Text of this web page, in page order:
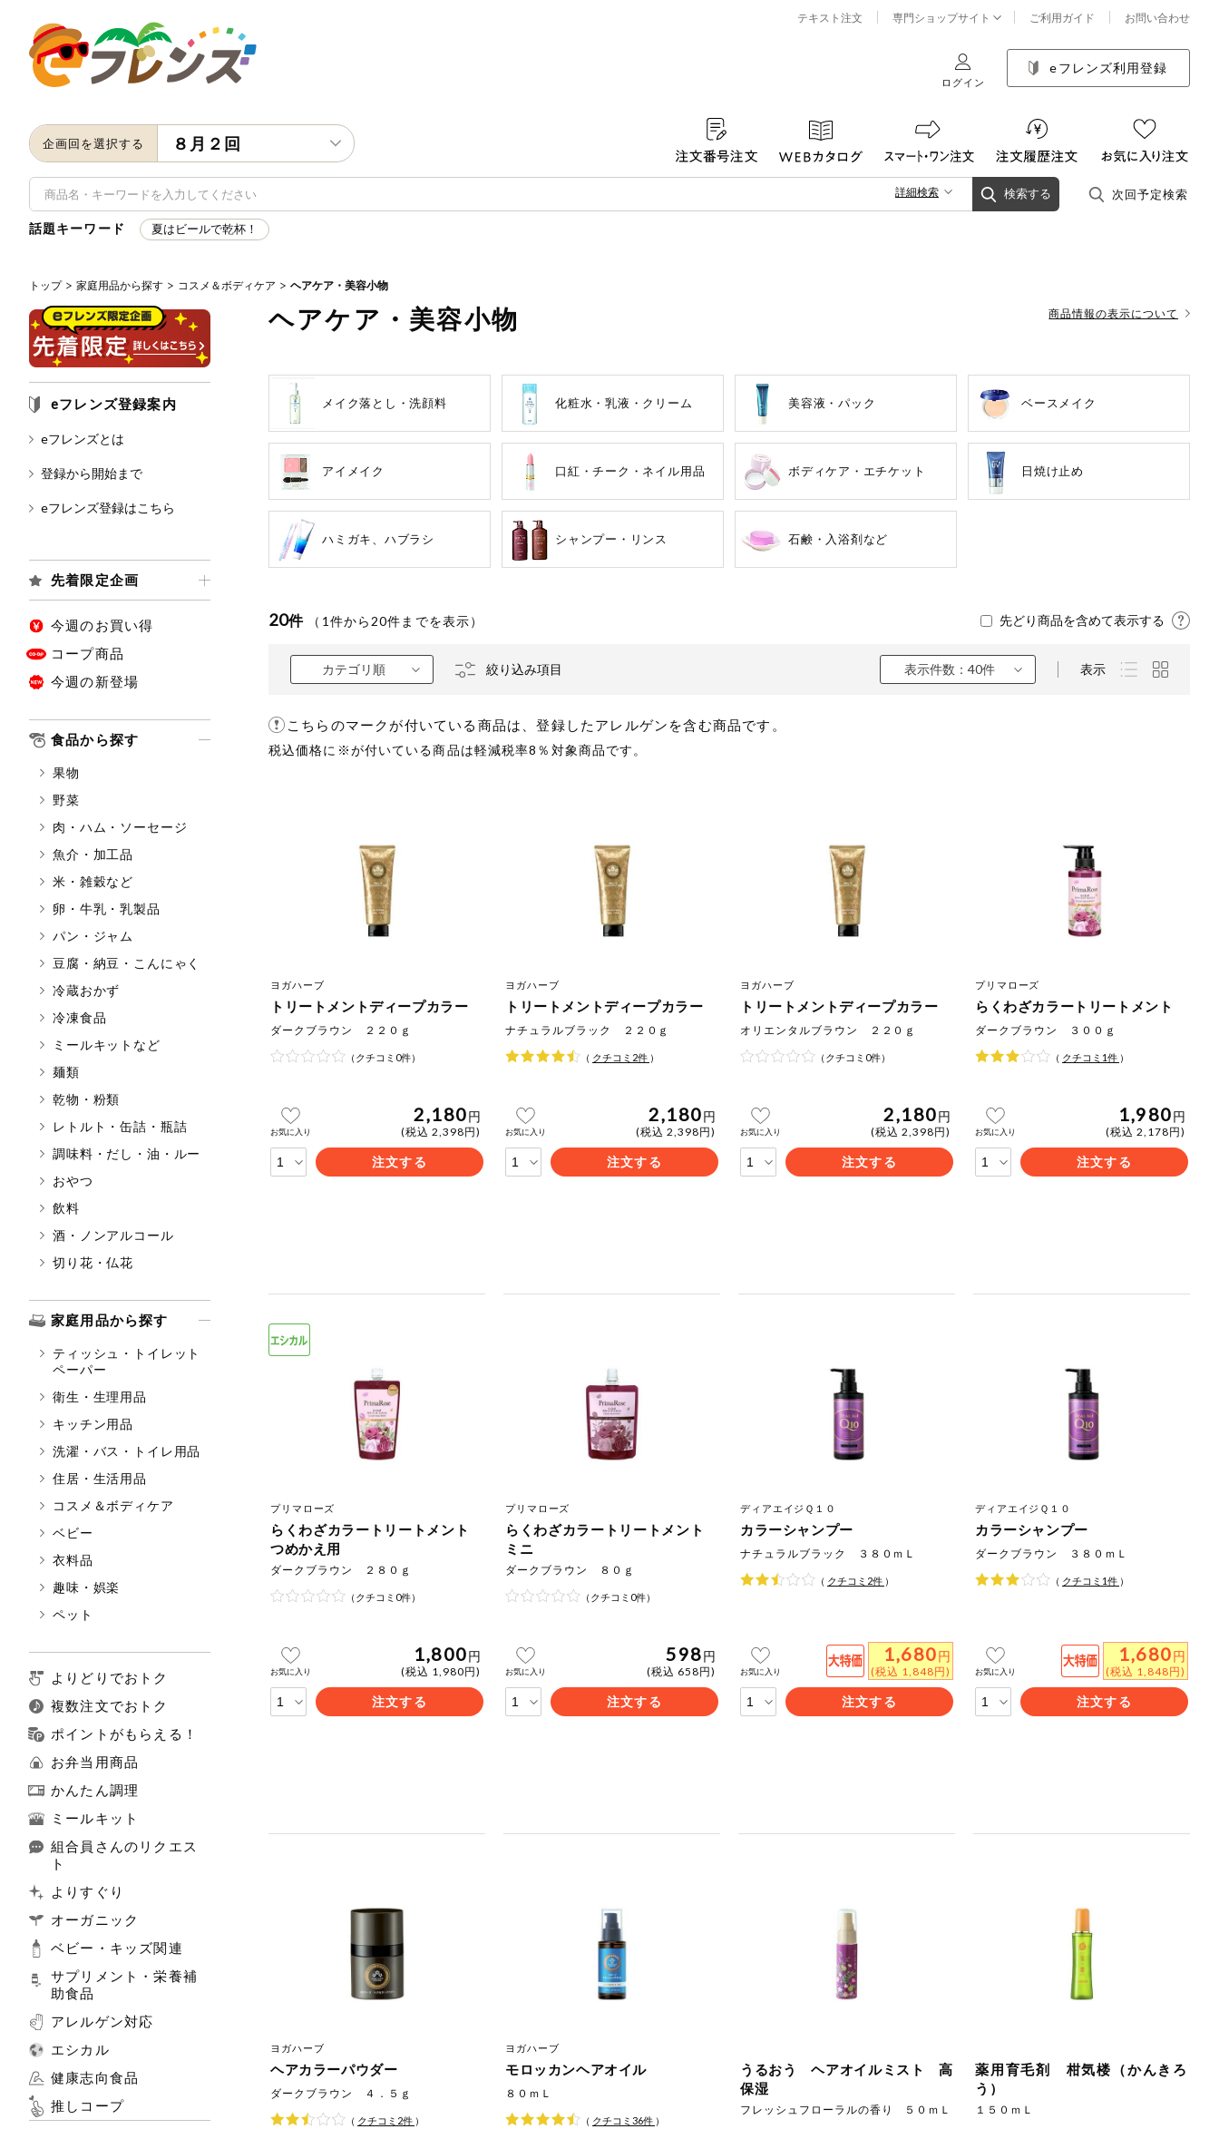
テキスト注文 専門ショップサイト ご利用ガイド お問い合わせ
ログイン
eフレンズ利用登録
企画回を選択する ８月２回
検索する
詳細検索
キーワード
キーワードをすべて含む
いずれかのキーワードを含む
アレルゲン情報
アーモンド あわび いか
オレンジ
カシューナッツ キウイフルーツ
アレルゲン情報は、商品企画時の情報のため、ご使用前には必ず商品パッケージの表示をご確認ください。
特定原材料に準ずるものは、お取引先から情報提供のあった範囲でのお知らせです。
この条件で検索する
次回予定検索
話題キーワード 夏はビールで乾杯！
トップ 家庭用品から探す コスメ＆ボディケア ヘアケア・美容小物
eフレンズ登録案内
eフレンズとは
登録から開始まで
eフレンズ登録はこちら
先着限定企画
今週のお買い得
コープ商品
今週の新登場
食品から探す
果物
野菜
肉・ハム・ソーセージ
魚介・加工品
米・雑穀など
卵・牛乳・乳製品
パン・ジャム
豆腐・納豆・こんにゃく
冷蔵おかず
冷凍食品
ミールキットなど
麺類
乾物・粉類
レトルト・缶詰・瓶詰
調味料・だし・油・ルー
おやつ
飲料
酒・ノンアルコール
切り花・仏花
家庭用品から探す
ティッシュ・トイレット
ペーパー
衛生・生理用品
キッチン用品
洗濯・バス・トイレ用品
住居・生活用品
コスメ＆ボディケア
ベビー
衣料品
趣味・娯楽
ペット
よりどりでおトク
複数注文でおトク
ポイントがもらえる！
お弁当用商品
かんたん調理
ミールキット
組合員さんのリクエス
ト
よりすぐり
オーガニック
ベビー・キッズ関連
サプリメント・栄養補
助食品
アレルゲン対応
エシカル
健康志向食品
推しコープ
ヘアケア・美容小物 商品情報の表示について
メイク落とし・洗顔料 化粧水・乳液・クリーム 美容液・パック ベースメイク
アイメイク 口紅・チーク・ネイル用品 ボディケア・エチケット 日焼け止め
ハミガキ、ハブラシ シャンプー・リンス 石鹸・入浴剤など
20件 （ 1件から20件までを表示） 先どり商品を含めて表示する
カテゴリ順 絞り込み項目 表示件数：40件 表示
こちらのマークが付いている商品は、登録したアレルゲンを含む商品です。
税込価格に※が付いている商品は軽減税率8％対象商品です。
ヨガハーブ
トリートメントディープカラー
ダークブラウン ２２０ｇ
（クチコミ0件）
お気に入り
2,180円
(税込 2,398円)
注文する
ヨガハーブ
トリートメントディープカラー
ナチュラルブラック ２２０ｇ
（ クチコミ 2件 ）
お気に入り
2,180円
(税込 2,398円)
注文する
ヨガハーブ
トリートメントディープカラー
オリエンタルブラウン ２２０ｇ
（クチコミ0件）
お気に入り
2,180円
(税込 2,398円)
注文する
プリマローズ
らくわざカラートリートメント
ダークブラウン ３００ｇ
（ クチコミ 1件 ）
お気に入り
1,980円
(税込 2,178円)
注文する
プリマローズ
らくわざカラートリートメント
つめかえ用
ダークブラウン ２８０ｇ
（クチコミ0件）
お気に入り
1,800円
(税込 1,980円)
注文する
プリマローズ
らくわざカラートリートメント
ミニ
ダークブラウン ８０ｇ
（クチコミ0件）
お気に入り
598円
(税込 658円)
注文する
ディアエイジＱ１０
カラーシャンプー
ナチュラルブラック ３８０ｍＬ
（ クチコミ 2件 ）
お気に入り
1,680円
(税込 1,848円)
注文する
ディアエイジＱ１０
カラーシャンプー
ダークブラウン ３８０ｍＬ
（ クチコミ 1件 ）
お気に入り
1,680円
(税込 1,848円)
注文する
ヨガハーブ
ヘアカラーパウダー
ダークブラウン ４．５ｇ
（ クチコミ 2件 ）
ヨガハーブ
モロッカンヘアオイル
８０ｍＬ
（ クチコミ 36件 ）
うるおう ヘアオイルミスト 高
保湿
フレッシュフローラルの香り ５０ｍＬ
薬用育毛剤 柑気楼（かんきろ
う）
１５０ｍＬ